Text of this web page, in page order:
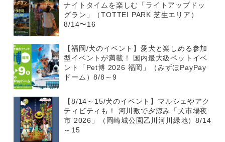
ナイトタイムを楽しむ「ライトアップドッ
グラン」（TOTTEI PARK 芝生エリア）
8/14〜16
【福岡/犬のイベント】愛犬と楽しめる参加
型イベントが満載！ 国内最大級ペットイベ
ント「Pet博 2026 福岡」（みずほPayPay
ドーム）8/8～9
【8/14～15/犬のイベント】マルシェやアク
ティビティも！ 河川敷で夕涼み「犬市場夜
市 2026」（岡崎城公園乙川河川緑地）8/14
～15